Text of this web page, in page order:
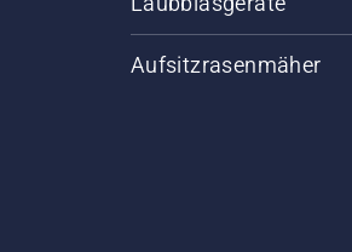
Aufsitzrasenmäher